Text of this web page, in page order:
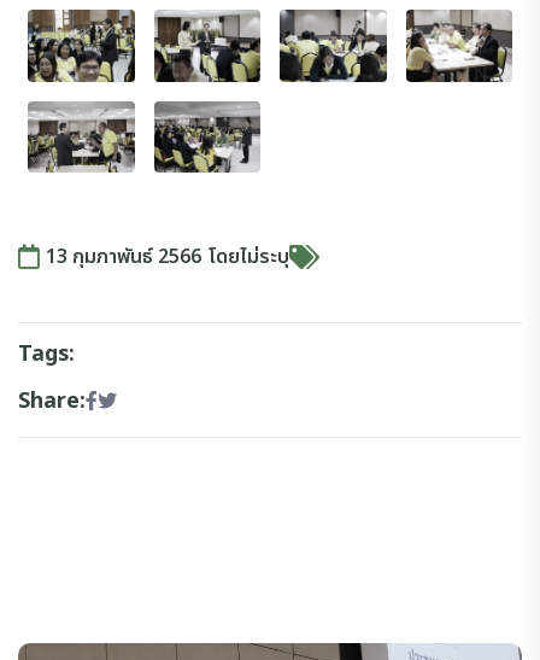
13 กุมภาพันธ์ 2566 โดยไม่ระบุ
Tags:
Share: